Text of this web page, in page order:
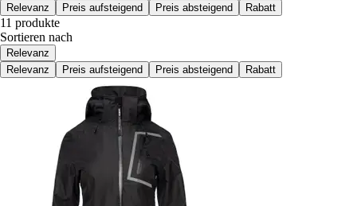
Relevanz
Preis aufsteigend Preis absteigend Rabatt
11 produkte
Sortieren nach
Relevanz
Relevanz
Preis aufsteigend Preis absteigend Rabatt